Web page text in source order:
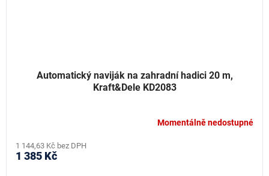
Automatický naviják na zahradní hadici 20 m,
Kraft&Dele KD2083
Momentálně nedostupné
1 144,63 Kč bez DPH
1 385 Kč